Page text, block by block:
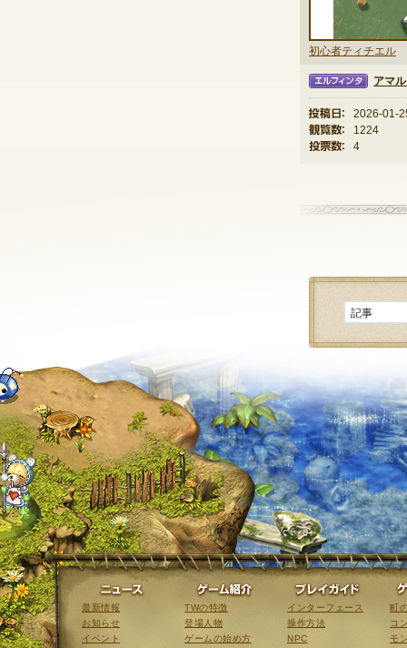
初心者ティチエル
アマ
投稿日：
2026-01-
観覧数：
1224
投票数：
4
ニュース
最新情報
お知らせ
イベント
ゲーム紹介
TWの特徴
登場人物
ゲームの始め方
インターフェース
操作方法
NPC
町
コ
モ